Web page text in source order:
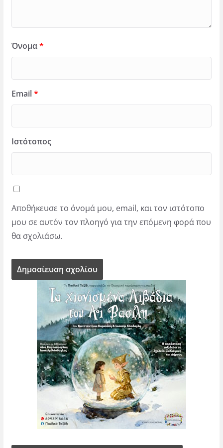
Όνομα*
Email*
Ιστότοπος
Αποθήκευσε το όνομά μου, email, και τον ιστότοπο
μου σε αυτόν τον πλοηγό για την επόμενη φορά που
θα σχολιάσω.